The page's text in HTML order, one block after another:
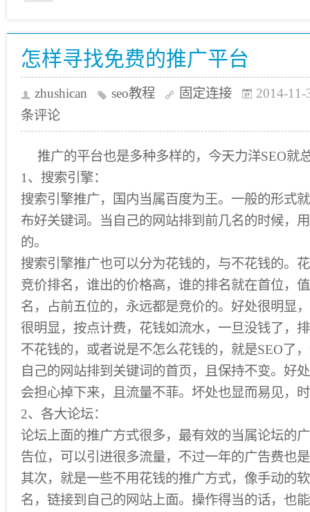
怎样寻找免费的推广平台
zhushican seo教程 固定连接
2014-11-
条评论
推广的平台也是多种多样的，今天力洋SEO就
1、搜索引擎：
搜索引擎推广，国内当属百度为王。一般的形式
布好关键词。当自己的网站排到前几名的时候，
的。
搜索引擎推广也可以分为花钱的，与不花钱的。
竞价排名，谁出的价格高，谁的排名就在首位，
名，占前五位的，永远都是竞价的。好处很明显
很明显，按点计费，花钱如流水，一旦没钱了，
不花钱的，或者说是不怎么花钱的，就是SEO了
自己的网站排到关键词的首页，且保持不变。好
会担心掉下来，且流量不菲。坏处也显而易见，
2、各大论坛：
论坛上面的推广方式很多，最有效的当属论坛的
告位，可以引进很多流量，不过一年的广告费也
其次，就是一些不用花钱的推广方式，像手动的
名，链接到自己的网站上面。操作得当的话，也